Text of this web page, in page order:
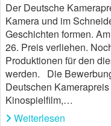
Der Deutsche
Kamera und im
Geschichten formen.
26. Preis verliehen.
Produktionen für den
werden. Die
Deutschen
Kinospielfilm,…
Weiterlesen